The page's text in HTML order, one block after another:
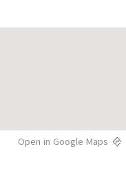
Open in Google Maps